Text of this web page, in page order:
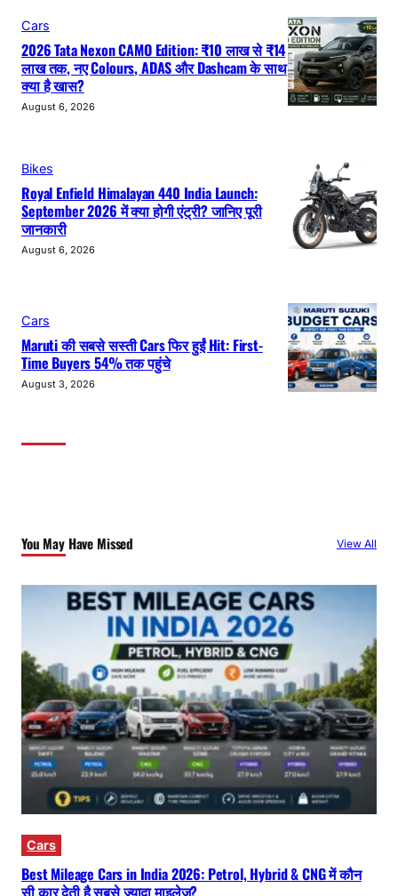
Cars
2026 Tata Nexon CAMO Edition: ₹10 लाख से ₹14
लाख तक, नए Colours, ADAS और Dashcam के साथ
क्या है खास?
August 6, 2026
Bikes
Royal Enfield Himalayan 440 India Launch:
September 2026 में क्या होगी एंट्री? जानिए पूरी
जानकारी
August 6, 2026
Cars
Maruti की सबसे सस्ती Cars फिर हुईं Hit: First-
Time Buyers 54% तक पहुंचे
August 3, 2026
You May Have Missed View All
Cars
Best Mileage Cars in India 2026: Petrol, Hybrid & CNG में कौन
सी कार देती है सबसे ज्यादा माइलेज?